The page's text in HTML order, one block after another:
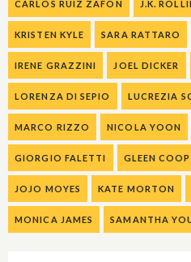
CARLOS RUIZ ZAFON J.K.
KRISTEN KYLE SARA RATTARO
IRENE GRAZZINI JOEL DICKER
LORENZA DI SEPIO LUCREZIA
MARCO RIZZO NICOLA YOON
GIORGIO FALETTI GLEEN
JOJO MOYES KATE MORTON
MONICA JAMES SAMANTHA